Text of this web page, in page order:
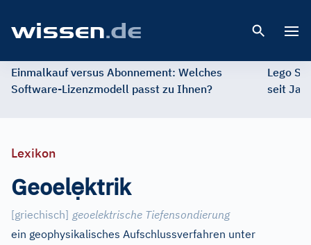
Einmalkauf versus Abonnement: Welches
Software-Lizenzmodell passt zu Ihnen?
Lego
seit
Lexikon
Geoelẹktrik
[griechisch] geoelektrische Tiefensondierung
ein geophysikalisches Aufschlussverfahren unter